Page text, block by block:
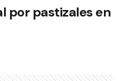
por pastizales en